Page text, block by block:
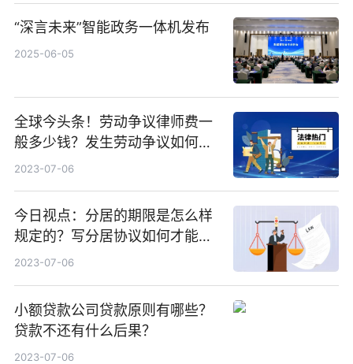
“深言未来”智能政务一体机发布
2025-06-05
全球今头条！劳动争议律师费一
般多少钱？发生劳动争议如何算
工资？
2023-07-06
今日视点：分居的期限是怎么样
规定的？写分居协议如何才能有
效？
2023-07-06
小额贷款公司贷款原则有哪些？
贷款不还有什么后果？
2023-07-06